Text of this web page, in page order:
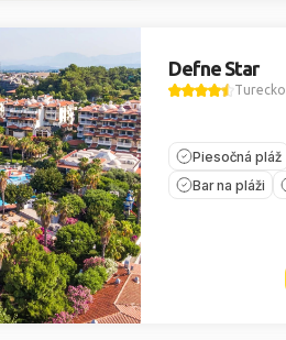
Defne Star
Turecko
Piesočná pláž
Bar na pláži